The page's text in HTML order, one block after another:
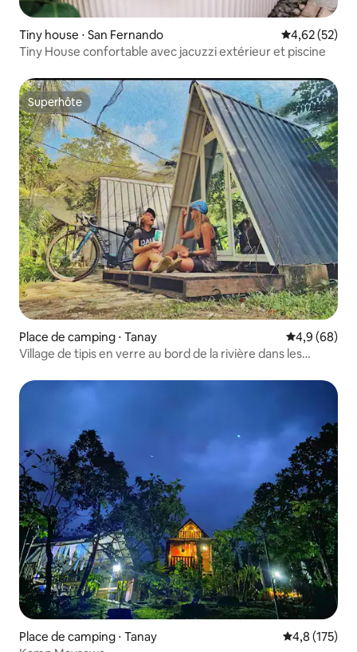
Tiny house ⋅ San Fernando Évaluation
4,62 (52)
Tiny House confortable avec jacuzzi extérieur et piscine
Superhôte
Superhôte
Place de camping ⋅ Tanay Évaluation
4,9 (68)
Village de tipis en verre au bord de la rivière dans les
Place de camping ⋅ Tanay Évaluation
4,8 (175)